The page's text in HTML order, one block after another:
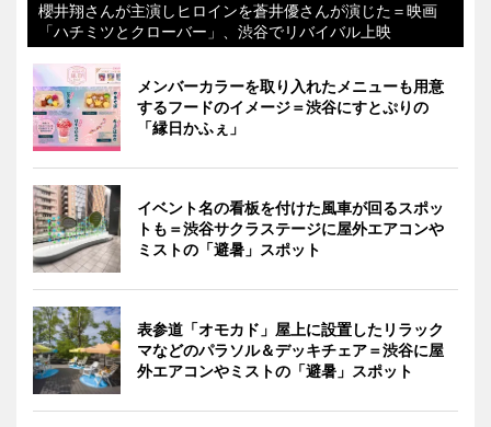
櫻井翔さんが主演しヒロインを蒼井優さんが演じた＝映画
「ハチミツとクローバー」、渋谷でリバイバル上映
メンバーカラーを取り入れたメニューも用意
するフードのイメージ＝渋谷にすとぷりの
「縁日かふぇ」
イベント名の看板を付けた風車が回るスポッ
トも＝渋谷サクラステージに屋外エアコンや
ミストの「避暑」スポット
表参道「オモカド」屋上に設置したリラック
マなどのパラソル＆デッキチェア＝渋谷に屋
外エアコンやミストの「避暑」スポット